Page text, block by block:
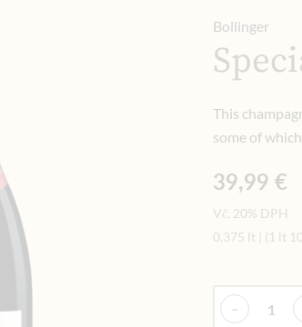
Bollinger
This
some of
39,99 €
Vč. 20% DPH
0.375 lt
(1 lt
Množství
-